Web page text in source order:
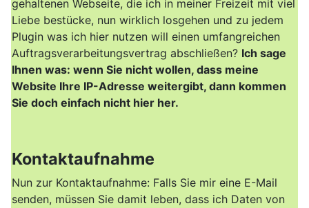
gehaltenen Webseite, die ich in meiner Freizeit mit viel
Liebe bestücke, nun wirklich losgehen und zu jedem
Plugin was ich hier nutzen will einen umfangreichen
Auftragsverarbeitungsvertrag abschließen? Ich sage
Ihnen was: wenn Sie nicht wollen, dass meine
Website Ihre IP-Adresse weitergibt, dann kommen
Sie doch einfach nicht hier her.
Kontaktaufnahme
Nun zur Kontaktaufnahme: Falls Sie mir eine E-Mail
senden, müssen Sie damit leben, dass ich Daten von